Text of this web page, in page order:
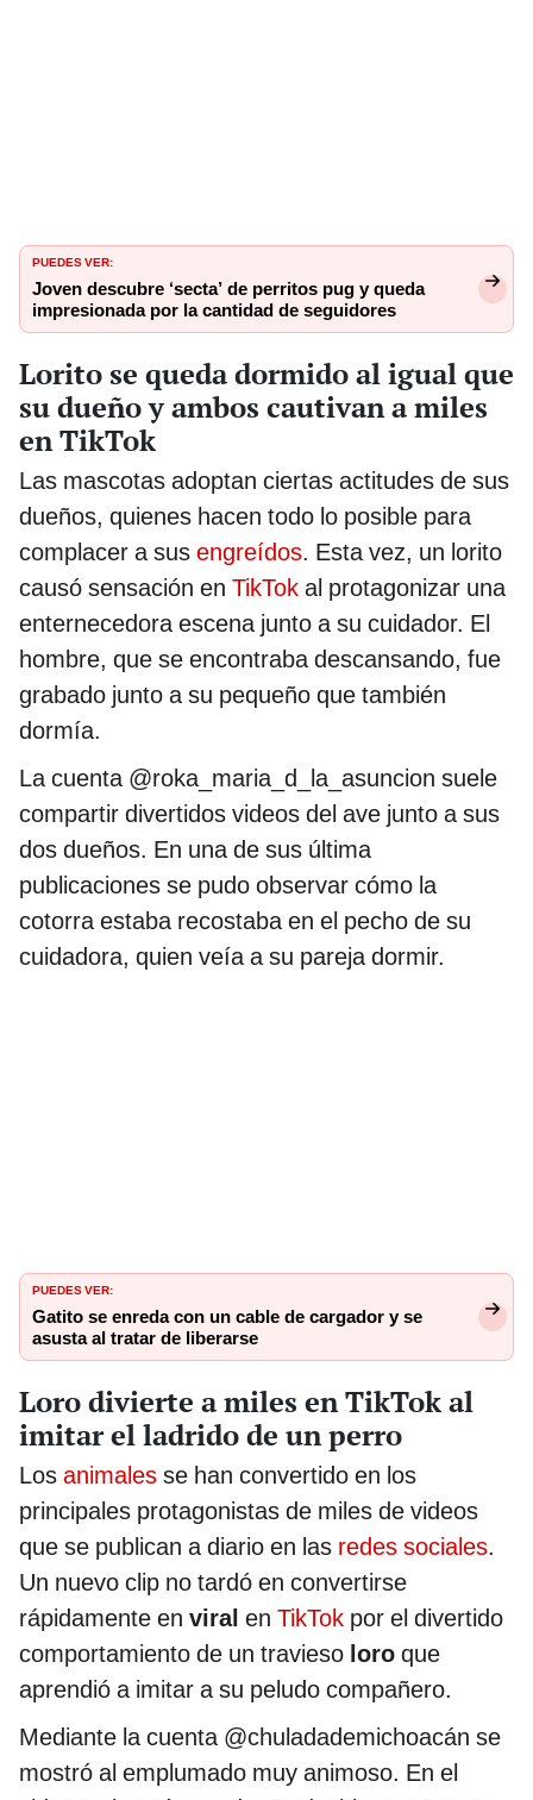
PUEDES VER:
Joven descubre ‘secta’ de perritos pug y queda
impresionada por la cantidad de seguidores
Lorito se queda dormido al igual que
su dueño y ambos cautivan a miles
en TikTok
Las mascotas adoptan ciertas actitudes de sus
dueños, quienes hacen todo lo posible para
complacer a sus engreídos. Esta vez, un lorito
causó sensación en TikTok al protagonizar una
enternecedora escena junto a su cuidador. El
hombre, que se encontraba descansando, fue
grabado junto a su pequeño que también
dormía.
La cuenta @roka_maria_d_la_asuncion suele
compartir divertidos videos del ave junto a sus
dos dueños. En una de sus última
publicaciones se pudo observar cómo la
cotorra estaba recostaba en el pecho de su
cuidadora, quien veía a su pareja dormir.
PUEDES VER:
Gatito se enreda con un cable de cargador y se
asusta al tratar de liberarse
Loro divierte a miles en TikTok al
imitar el ladrido de un perro
Los animales se han convertido en los
principales protagonistas de miles de videos
que se publican a diario en las redes sociales.
Un nuevo clip no tardó en convertirse
rápidamente en viral en TikTok por el divertido
comportamiento de un travieso loro que
aprendió a imitar a su peludo compañero.
Mediante la cuenta @chuladademichoacán se
mostró al emplumado muy animoso. En el